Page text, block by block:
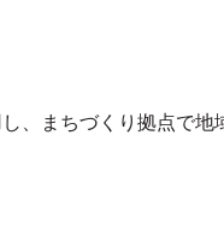
まちづくり拠点で地